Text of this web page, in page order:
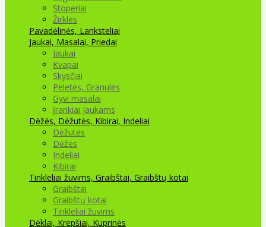
Stoperiai
Žirklės
Pavadėlinės, Lanksteliai
Jaukai, Masalai, Priedai
Jaukai
Kvapai
Skysčiai
Peletės, Granulės
Gyvi masalai
Įrankiai jaukams
Dėžės, Dėžutės, Kibirai, Indeliai
Dėžutės
Dėžės
Indeliai
Kibirai
Tinkleliai žuvims, Graibštai, Graibštų kotai
Graibštai
Graibštų kotai
Tinkleliai žuvims
Dėklai, Krepšiai, Kuprinės